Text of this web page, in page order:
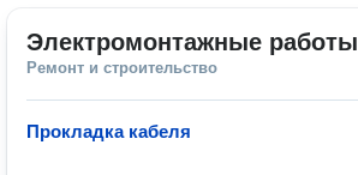
Электромонтажные работы
Ремонт и строительство
Прокладка кабеля